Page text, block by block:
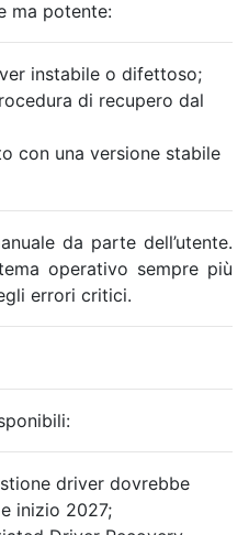
ma potente:
instabile o difettoso;
di recupero dal
con una versione stabile
da parte dell’utente.
operativo sempre più
errori critici.
driver dovrebbe
inizio 2027;